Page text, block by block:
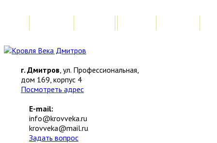
г. Дмитров, ул. Профессиональная,
дом 169, корпус 4
Посмотреть адрес
E-mail:
info@krovveka.ru
krovveka@mail.ru
Задать вопрос